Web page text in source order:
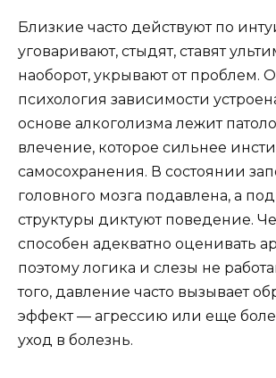
Близкие часто действуют по
уговаривают, стыдят, ставят
наоборот, укрывают от проблем.
психология зависимости
основе алкоголизма лежит
влечение, которое сильнее
самосохранения. В состоянии
головного мозга подавлена, а
структуры диктуют поведение.
способен адекватно оценивать
поэтому логика и слезы не
того, давление часто вызывает
эффект — агрессию или еще
уход в болезнь.